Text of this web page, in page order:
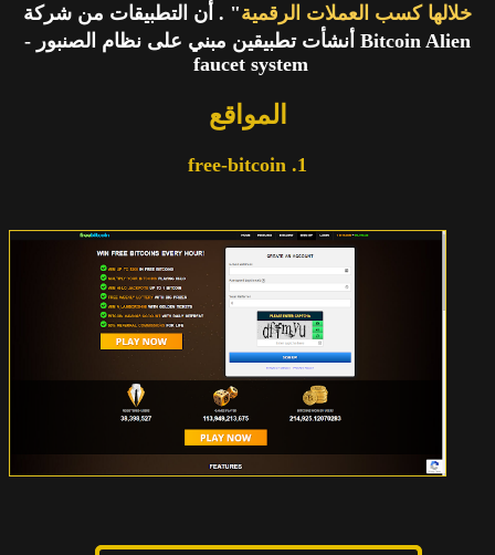
خلالها كسب العملات الرقمية" . أن التطبيقات من شركة
Bitcoin Alien أنشأت تطبيقين مبني على نظام الصنبور -
faucet system
المواقع
1. free-bitcoin